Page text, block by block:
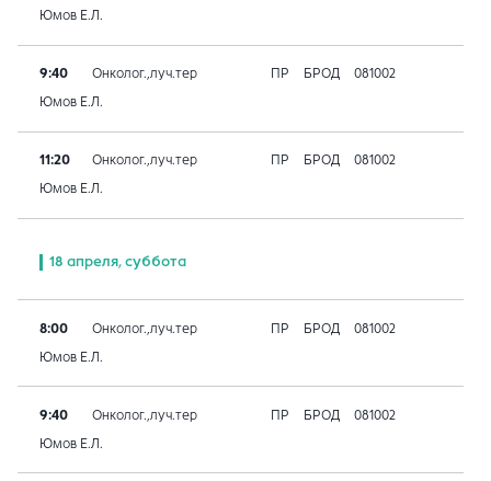
Юмов Е.Л.
9:40 Онколог.,луч.тер ПР БРОД 081002
Юмов Е.Л.
11:20 Онколог.,луч.тер ПР БРОД 081002
Юмов Е.Л.
18 апреля, суббота
8:00 Онколог.,луч.тер ПР БРОД 081002
Юмов Е.Л.
9:40 Онколог.,луч.тер ПР БРОД 081002
Юмов Е.Л.